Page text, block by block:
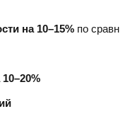
на 10–15% по сравн